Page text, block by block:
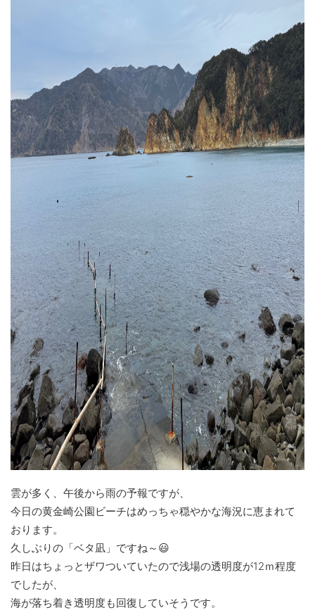
雲が多く、午後から雨の予報ですが、
今日の黄金崎公園ビーチはめっちゃ穏やかな海況に恵まれて
おります。
久しぶりの「ベタ凪」ですね～😃
昨日はちょっとザワついていたので浅場の透明度が12ｍ程度
でしたが、
海が落ち着き透明度も回復していそうです。